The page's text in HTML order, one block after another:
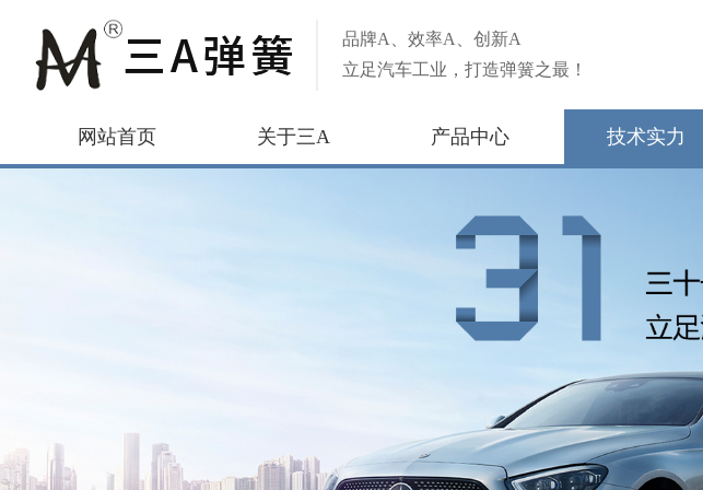
品牌A、效率A、创新A
立足汽车工业，打造弹簧之最！
网站首页 关于三A 产品中心 技术实力